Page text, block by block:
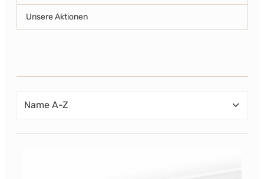
Unsere Aktionen